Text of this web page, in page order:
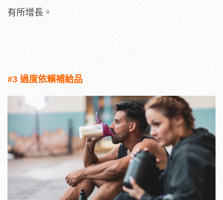
有所增長。
#3 過度依賴補給品